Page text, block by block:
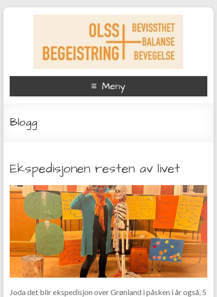
Meny
Blogg
Ekspedisjonen resten av livet
Joda det blir ekspedisjon over Grønland i påsken i år også, 5